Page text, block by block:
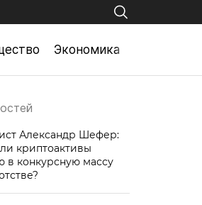
Экономика
Александр Шефер:
криптоактивы
в конкурсную массу